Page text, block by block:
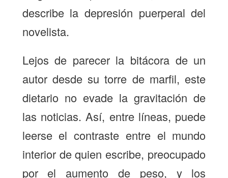
describe la depresión puerperal del
novelista.
Lejos de parecer la bitácora de un
autor desde su torre de marfil, este
dietario no evade la gravitación de
las noticias. Así, entre líneas, puede
leerse el contraste entre el mundo
interior de quien escribe, preocupado
por el aumento de peso, y los